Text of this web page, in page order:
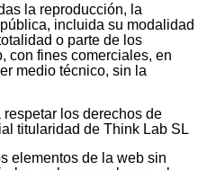
la reproducción, la
incluida su modalidad
o parte de los
con fines comerciales, en
medio técnico, sin la
los derechos de
titularidad de Think Lab SL
elementos de la web sin